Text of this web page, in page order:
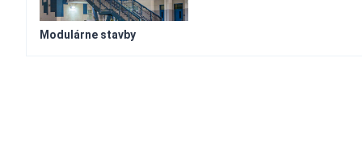
Modulárne stavby